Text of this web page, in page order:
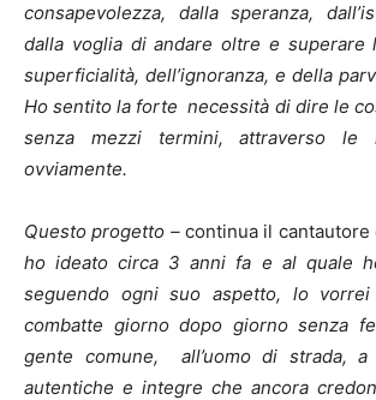
consapevolezza, dalla speranza,
dalla voglia di andare oltre e superare
superficialità, dell’ignoranza, e della
Ho sentito la forte necessità di dire le
senza mezzi termini, attraverso le
ovviamente.
Questo progetto –continua il cantautore
ho ideato circa 3 anni fa e al quale
seguendo ogni suo aspetto, lo
combatte giorno dopo giorno senza
gente comune, all’uomo di strada, a
autentiche e integre che ancora